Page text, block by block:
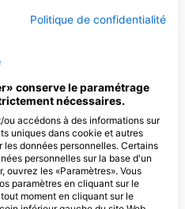
MANTA DIVE
GILI AIR, Indonesie
Gili Air, 83352 NTB,
Indonesie
Freedive Gili
Politique de confidentialité
conserve le paramétrage
nécessaires.
accédons à des informations sur
uniques dans cookie et autres
données personnelles. Certains
personnelles sur la base d'un
ouvrez les «Paramètres». Vous
paramètres en cliquant sur le
moment en cliquant sur le